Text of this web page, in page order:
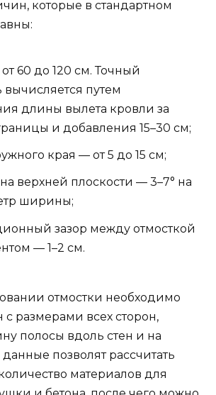
которые в стандартном
60 до 120 см. Точный
вычисляется путем
длины вылета кровли за
и добавления 15–30 см;
края — от 5 до 15 см;
верхней плоскости — 3–7° на
ширины;
зазор между отмосткой
— 1–2 см.
отмостки необходимо
с размерами всех сторон,
полосы вдоль стен и на
данные позволят рассчитать
материалов для